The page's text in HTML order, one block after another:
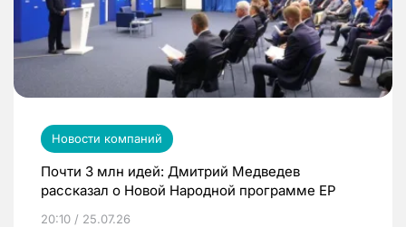
Новости компаний
Почти 3 млн идей: Дмитрий Медведев
рассказал о Новой Народной программе ЕР
20:10 / 25.07.26